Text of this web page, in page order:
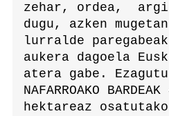
zehar, ordea, argi
dugu, azken
lurralde
aukera dagoela
atera gabe.
NAFARROAKO
hektareaz